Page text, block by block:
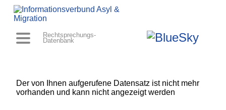
Rechtsprechungs-
Datenbank
Der von Ihnen aufgerufene Datensatz ist nicht mehr
vorhanden und kann nicht angezeigt werden